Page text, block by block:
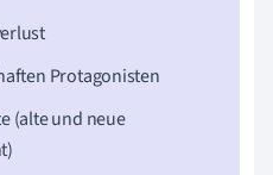
Protagonisten
(alte und neue